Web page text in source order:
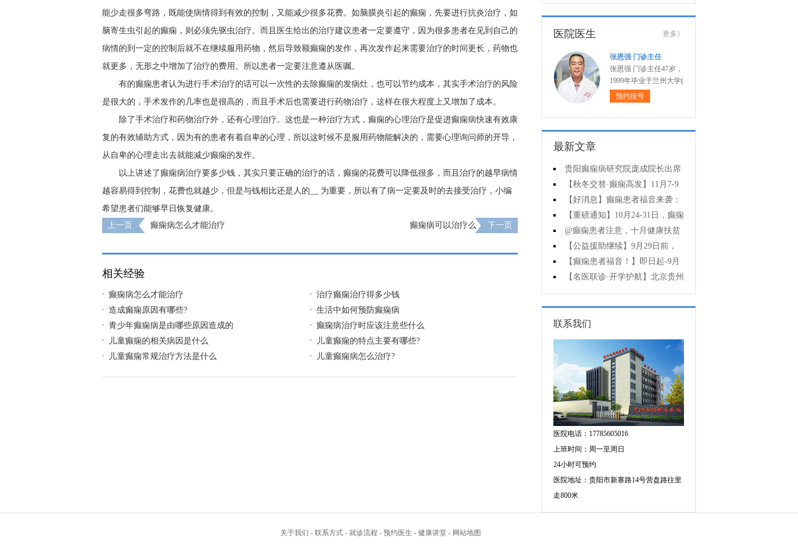
能少走很多弯路，既能使病情得到有效的控制，又能减少很多花费。如脑膜炎引起的癫痫，先要进行抗炎治疗，如
脑寄生虫引起的癫痫，则必须先驱虫治疗。而且医生给出的治疗建议患者一定要遵守，因为很多患者在见到自己的
病情的到一定的控制后就不在继续服用药物，然后导致额癫痫的发作，再次发作起来需要治疗的时间更长，药物也
就更多，无形之中增加了治疗的费用。所以患者一定要注意遵从医嘱。
有的癫痫患者认为进行手术治疗的话可以一次性的去除癫痫的发病灶，也可以节约成本，其实手术治疗的风险
是很大的，手术发作的几率也是很高的，而且手术后也需要进行药物治疗，这样在很大程度上又增加了成本。
除了手术治疗和药物治疗外，还有心理治疗。这也是一种治疗方式，癫痫的心理治疗是促进癫痫病快速有效康
复的有效辅助方式，因为有的患者有着自卑的心理，所以这时候不是服用药物能解决的，需要心理询问师的开导，
从自卑的心理走出去就能减少癫痫的发作。
以上讲述了癫痫病治疗要多少钱，其实只要正确的治疗的话，癫痫的花费可以降低很多，而且治疗的越早病情
越容易得到控制，花费也就越少，但是与钱相比还是人的__ 为重要，所以有了病一定要及时的去接受治疗，小编
希望患者们能够早日恢复健康。
上一页
癫痫病怎么才能治疗 癫痫病可以治疗么 下一页
相关经验
癫痫病怎么才能治疗
治疗癫痫治疗得多少钱
造成癫痫原因有哪些?
生活中如何预防癫痫病
青少年癫痫病是由哪些原因造成的
癫痫病治疗时应该注意些什么
儿童癫痫的相关病因是什么
儿童癫痫的特点主要有哪些?
儿童癫痫常规治疗方法是什么
儿童癫痫病怎么治疗?
医院医生 更多》
张恩强 门诊主任
张恩强 门诊主任47岁，
1999年毕业于兰州大学(
预约挂号
最新文章
贵阳癫痫病研究院庞成院长出席
第十一届CAAE国际癫痫论坛暨协会
成立20周年庆典
【秋冬交替·癫痫高发】11月7-9
日，超难约的北京三甲名医，携手
贵州专家团共抗癫痫，速约！
【好消息】癫痫患者福音来袭：
万元救助+半价专项检查+京黔专家
免费亲诊，符合条件者速申请！
【重磅通知】10月24-31日，癫痫
病专项检查全额救助+京黔名医免费
亲诊+高达万元补贴，名额有限，速
@癫痫患者注意，十月健康扶贫
救助计划开启，专家免费亲诊+高达
万元治疗救助，速抢名额！
【公益援助继续】9月29日前，
癫痫名医免费亲诊+检查治疗大额援
助持续发放，速约！
【癫痫患者福音！】即日起-9月
15日，专项检查免费+北京三甲知名
专家空降贵阳亲诊，勿错过！
【名医联诊·开学护航】北京贵州
三甲癫痫名医公益亲诊+检查治疗大
额援助，速约！
联系我们
医院电话：17785605016
上班时间：周一至周日
24小时可预约
医院地址：贵阳市新寨路14号营盘路往里
走800米
关于我们 - 联系方式 - 就诊流程 - 预约医生 - 健康讲堂 - 网站地图